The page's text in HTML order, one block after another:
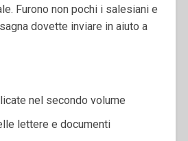
Furono non pochi i salesiani e
dovette inviare in aiuto a
nel secondo volume
lettere e documenti